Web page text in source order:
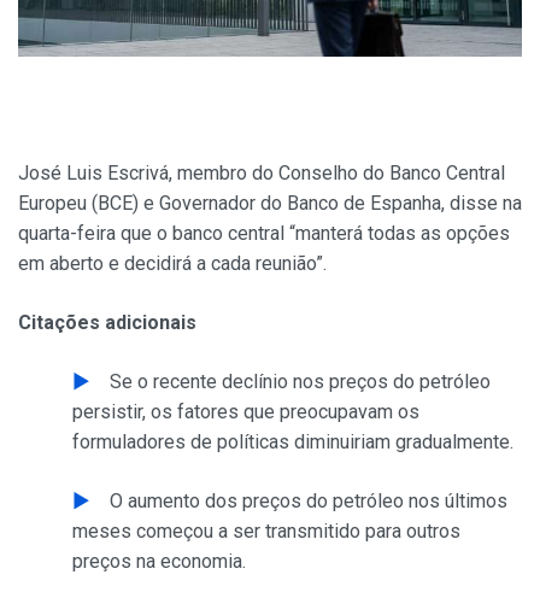
José Luis Escrivá, membro do Conselho do Banco Central
Europeu (BCE) e Governador do Banco de Espanha, disse na
quarta-feira que o banco central “manterá todas as opções
em aberto e decidirá a cada reunião”.
Citações adicionais
Se o recente declínio nos preços do petróleo
persistir, os fatores que preocupavam os
formuladores de políticas diminuiriam gradualmente.
O aumento dos preços do petróleo nos últimos
meses começou a ser transmitido para outros
preços na economia.